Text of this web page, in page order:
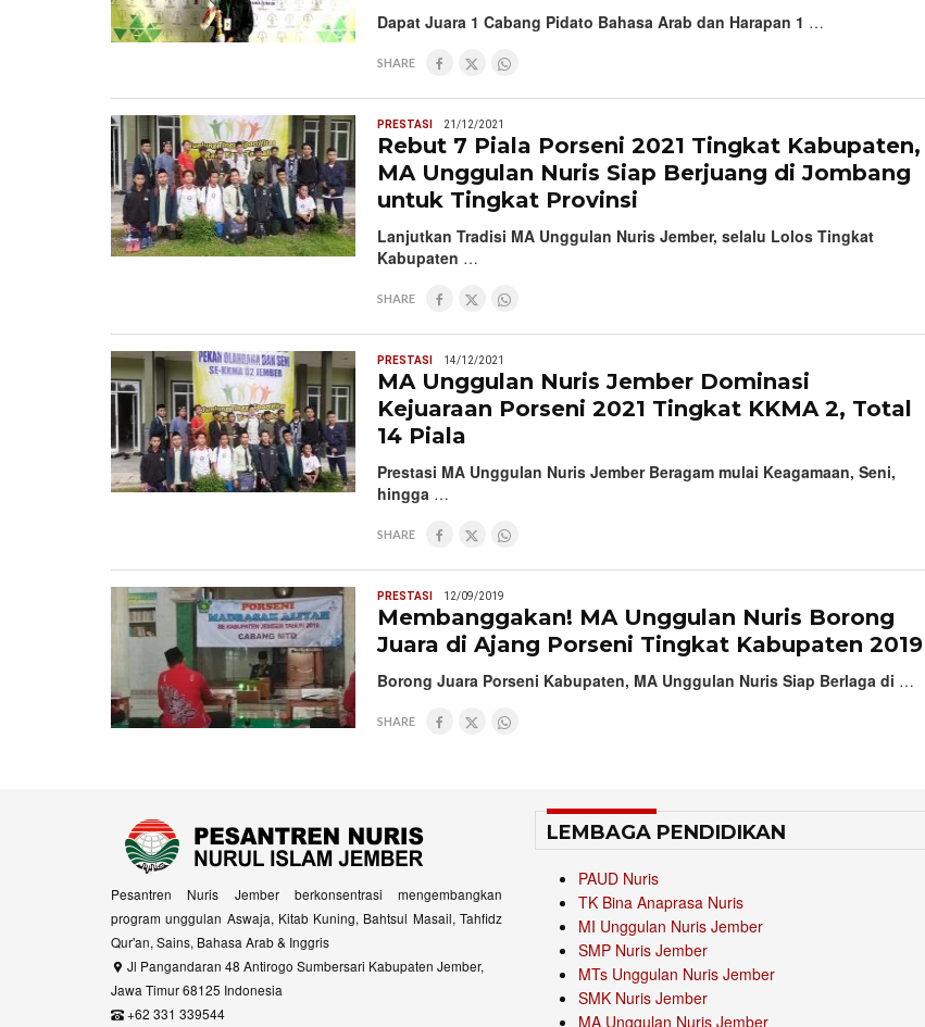
Dapat Juara 1 Cabang Pidato Bahasa Arab dan Harapan 1 …
SHARE
PRESTASI 21/12/2021
Rebut 7 Piala Porseni 2021 Tingkat Kabupaten,
MA Unggulan Nuris Siap Berjuang di Jombang
untuk Tingkat Provinsi
Lanjutkan Tradisi MA Unggulan Nuris Jember, selalu Lolos Tingkat
Kabupaten …
SHARE
PRESTASI 14/12/2021
MA Unggulan Nuris Jember Dominasi
Kejuaraan Porseni 2021 Tingkat KKMA 2, Total
14 Piala
Prestasi MA Unggulan Nuris Jember Beragam mulai Keagamaan, Seni,
hingga …
SHARE
PRESTASI 12/09/2019
Membanggakan! MA Unggulan Nuris Borong
Juara di Ajang Porseni Tingkat Kabupaten 2019
Borong Juara Porseni Kabupaten, MA Unggulan Nuris Siap Berlaga di …
SHARE
Pesantren Nuris Jember berkonsentrasi mengembangkan
program unggulan Aswaja, Kitab Kuning, Bahtsul Masail, Tahfidz
Qur'an, Sains, Bahasa Arab & Inggris
Jl Pangandaran 48 Antirogo Sumbersari Kabupaten Jember,
Jawa Timur 68125 Indonesia
+62 331 339544
LEMBAGA PENDIDIKAN
PAUD Nuris
TK Bina Anaprasa Nuris
MI Unggulan Nuris Jember
SMP Nuris Jember
MTs Unggulan Nuris Jember
SMK Nuris Jember
MA Unggulan Nuris Jember